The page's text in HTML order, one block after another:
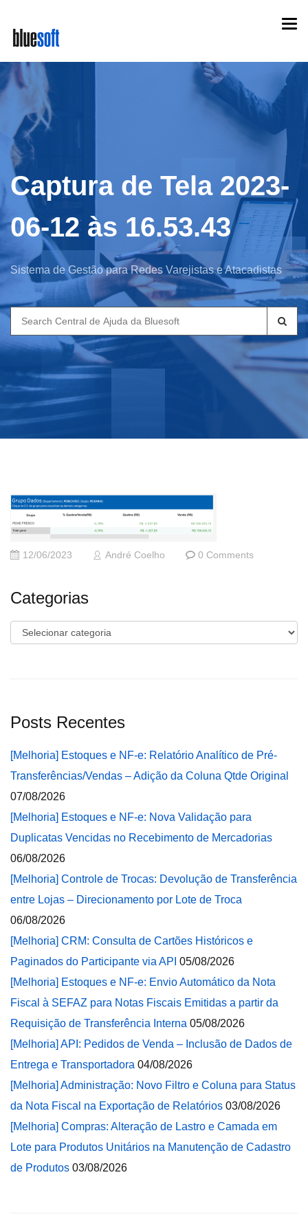
main
content
Captura de Tela 2023-
06-12 às 16.53.43
Sistema de Gestão para Redes Varejistas e Atacadistas
Search
for:
12/06/2023 André Coelho 0 Comments
Categorias
Categorias
Posts Recentes
[Melhoria] Estoques e NF-e: Relatório Analítico de Pré-
Transferências/Vendas – Adição da Coluna Qtde Original
07/08/2026
[Melhoria] Estoques e NF-e: Nova Validação para
Duplicatas Vencidas no Recebimento de Mercadorias
06/08/2026
[Melhoria] Controle de Trocas: Devolução de Transferência
entre Lojas – Direcionamento por Lote de Troca
06/08/2026
[Melhoria] CRM: Consulta de Cartões Históricos e
Paginados do Participante via API 05/08/2026
[Melhoria] Estoques e NF-e: Envio Automático da Nota
Fiscal à SEFAZ para Notas Fiscais Emitidas a partir da
Requisição de Transferência Interna 05/08/2026
[Melhoria] API: Pedidos de Venda – Inclusão de Dados de
Entrega e Transportadora 04/08/2026
[Melhoria] Administração: Novo Filtro e Coluna para Status
da Nota Fiscal na Exportação de Relatórios 03/08/2026
[Melhoria] Compras: Alteração de Lastro e Camada em
Lote para Produtos Unitários na Manutenção de Cadastro
de Produtos 03/08/2026